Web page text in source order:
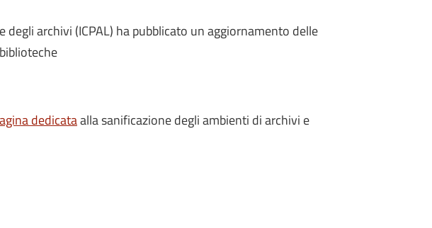
archivi (ICPAL) ha pubblicato un aggiornamento delle
dedicataalla sanificazione degli ambienti di archivi e